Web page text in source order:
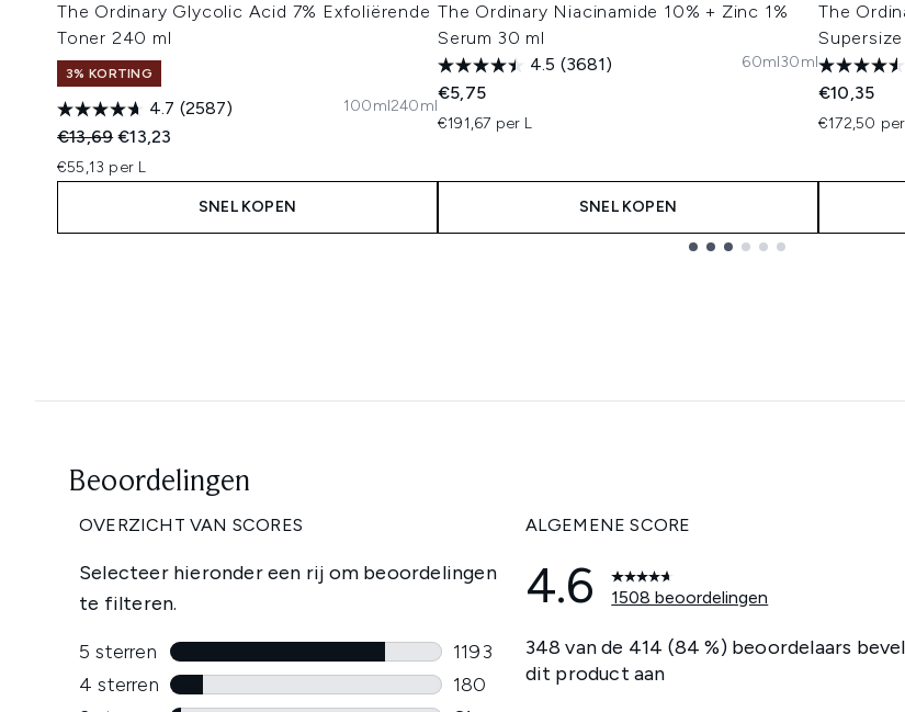
The Ordinary Glycolic Acid 7% Exfoliërende
Toner 240 ml
3% KORTING
4.7 (2587)
Recommended Retail Price:
€13,69Huidige prijs:
€13,23
€55,13 per L
100ml240ml
SNEL KOPEN
The Ordinary Niacinamide 10% + Zinc 1%
Serum 30 ml
4.5 (3681)
€5,75
€191,67 per L
60ml30ml
SNEL KOPEN
The
€10,35
€172,50